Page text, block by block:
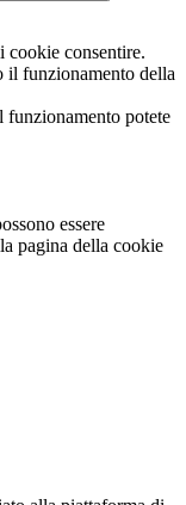
cookie consentire.
il funzionamento della
funzionamento potete
essere
pagina della cookie